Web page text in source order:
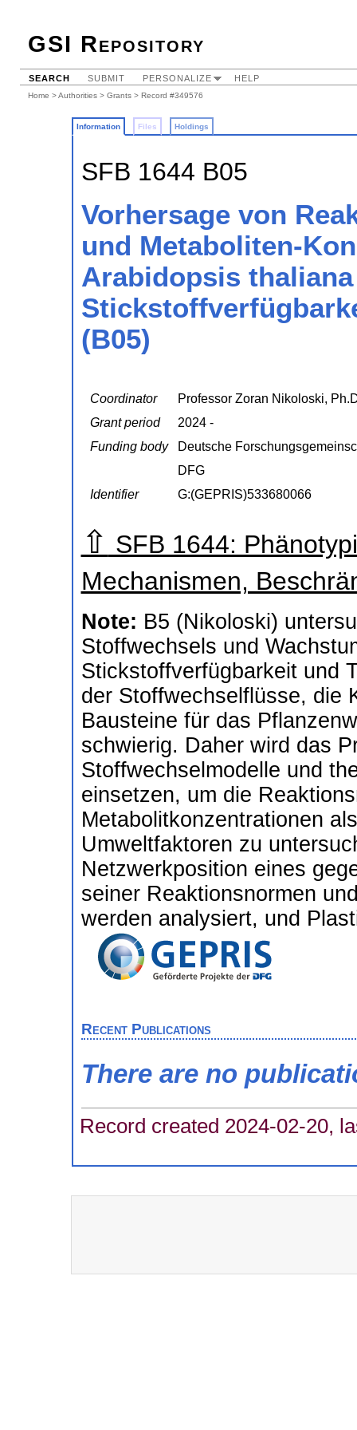
GSI Repository
SEARCH SUBMIT PERSONALIZE HELP
Home >Authorities > Grants > Record #349576
Information Files Holdings
SFB 1644 B05
Vorhersage von
und Metaboliten-
Arabidopsis
(B05)
Coordinator
Professor Zoran Nikoloski,
Grant period
2024 -
Funding body
Deutsche
DFG
Identifier
G:(GEPRIS)533680066
⇧ SFB 1644:
Mechanismen,
Note: B5 (Nikoloski)
Stoffwechsels und
Stickstoffverfügbarkeit und
der Stoffwechselflüsse, die
Bausteine für das
schwierig. Daher wird das
Stoffwechselmodelle und
einsetzen, um die
Metabolitkonzentrationen
Umweltfaktoren zu
Netzwerkposition eines
seiner Reaktionsnormen
werden analysiert, und
Recent Publications
There are no
Record created 2024-02-20,